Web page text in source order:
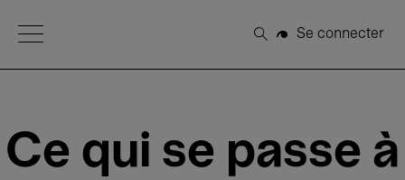
Open Menu
Rechercher
Se connecter
Ce qui se passe à